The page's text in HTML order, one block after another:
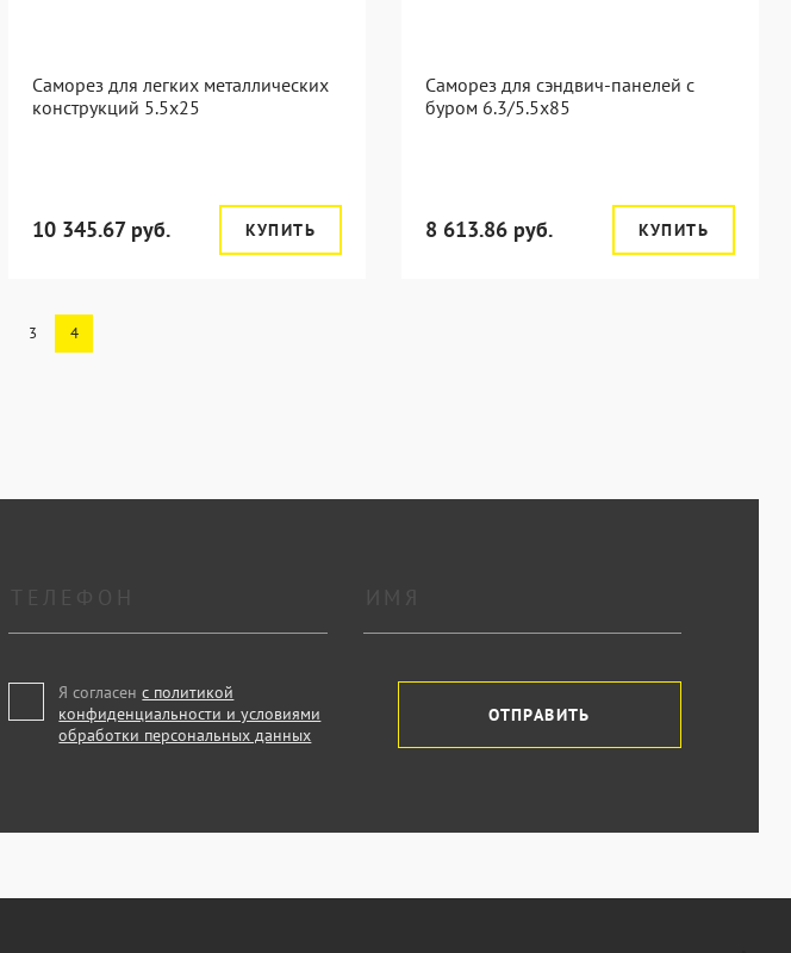
Саморез для легких металлических
конструкций 5.5х25
10 345.67 руб. КУПИТЬ
Саморез для сэндвич-панелей с
буром 6.3/5.5x85
8 613.86 руб. КУПИТЬ
3 4
Я согласенс политикой
конфиденциальности и условиями
обработки персональных данных
ОТПРАВИТЬ